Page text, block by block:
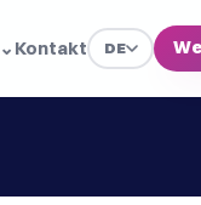
⌄ Kontakt DE